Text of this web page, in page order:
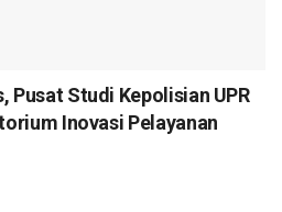
Pusat Studi Kepolisian UPR
Inovasi Pelayanan